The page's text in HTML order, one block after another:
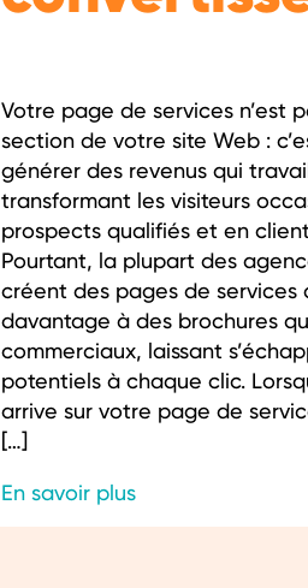
Votre page de services n’est
section de votre site Web :
générer des revenus qui
transformant les visiteurs
prospects qualifiés et en
Pourtant, la plupart des
créent des pages de services
davantage à des brochures
commerciaux, laissant
potentiels à chaque clic.
arrive sur votre page de
[…]
En savoir plus